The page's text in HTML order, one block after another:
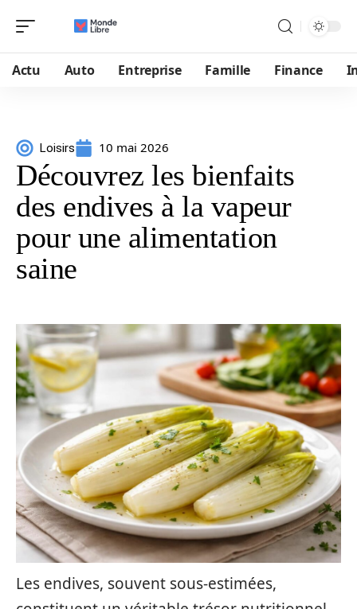
Actu Auto Entreprise Famille Finance
Loisirs 10 mai 2026
Découvrez les bienfaits
des endives à la vapeur
pour une alimentation
saine
Les endives, souvent sous-estimées,